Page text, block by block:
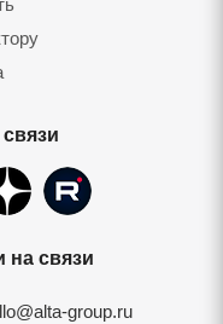
на связи
group.ru